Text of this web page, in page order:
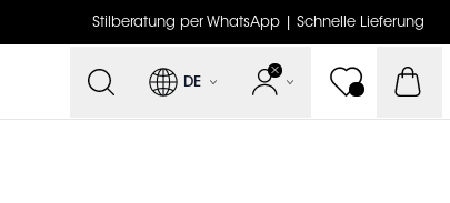
Stilberatung per WhatsApp | Schnelle Lieferung
DE